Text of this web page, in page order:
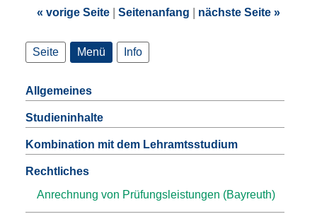
« vorige Seite| Seitenanfang nächste Seite »
Seite Menü Info
Allgemeines
Studieninhalte
Kombination mit dem Lehramtsstudium
Rechtliches
Anrechnung von Prüfungsleistungen (Bayreuth)